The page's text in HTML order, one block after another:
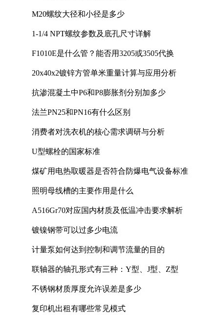
M20螺纹大径和小径是多少
1-1/4 NPT螺纹参数及底孔尺寸详解
F1010E是什么管？能否用3205或3505代换
20x40x2镀锌方管单米重量计算与应用分析
抗渗混凝土中P6和P8膨胀剂分别加多少
法兰PN25和PN16有什么区别
消费者对洗衣机的核心需求调研与分析
U型螺栓的国家标准
煤矿用电热取暖器是否符合防爆电气设备标准
照明母线槽的主要作用是什么
A516Gr70对应国内材质及低温冲击要求解析
镀镍钢带可以过多少电流
计量泵如何达到控制和调节流量的目的
联轴器的轴孔形式有三种：Y型、J型、Z型
不锈钢材质厚度允许误差是多少
复印机出租有哪些常见模式